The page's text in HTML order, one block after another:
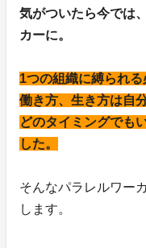
気がついたら今では
カーに。
1つの組織に縛られる
働き方、生き方は自
どのタイミングでも
した。
そんなパラレルワー
します。